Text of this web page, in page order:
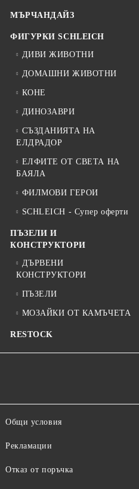
МЪРЧАНДАЙЗ
ФИГУРКИ SCHLEICH
ДИВИ ЖИВОТНИ
ДОМАШНИ ЖИВОТНИ
КОНЕ
ДИНОЗАВРИ
СЪЗДАНИЯТА НА
ЕЛДРАДОР
ЕЛФИТЕ ОТ СВЕТА НА
БАЯЛА
ФИЛМОВИ ГЕРОИ
SCHLEICH - Супер оферти
ПЪЗЕЛИ И
КОНСТРУКТОРИ
ДЪРВЕНИ
КОНСТРУКТОРИ
ПЪЗЕЛИ
МОЗАЙКИ ОТ КАМЪЧЕТА
RESTOCK
Общи условия
Рекламации
Отказ от поръчка